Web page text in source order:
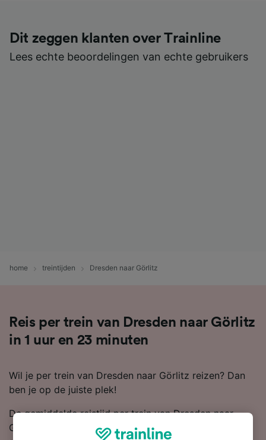
Dit zeggen klanten over Trainline
Lees echte beoordelingen van echte gebruikers
home treintijden Dresden naar Görlitz
Reis per trein van Dresden naar Görlitz
in 1 uur en 23 minuten
Wil je per trein van Dresden naar Görlitz reizen? Dan
ben je op de juiste plek!
De gemiddelde reistijd per trein van Dresden naar
Görlitz is 1 uur en 31 minuten lang, maar met de